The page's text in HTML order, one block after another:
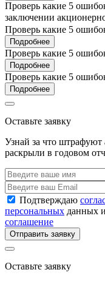
Проверь какие 5
заключении
Проверь какие 5
Подробнее
Проверь какие 5
Подробнее
Проверь какие 5
Подробнее
Оставьте заявку
Узнай за что
раскрыли в годовом
Подтверждаю
персональных данных
соглашение
Отправить заявку
Оставьте заявку